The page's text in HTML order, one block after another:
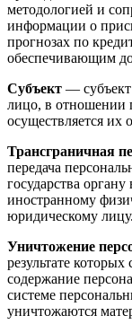
методологией и
информации о
прогнозах по
обеспечивающим
Субъект —
лицо, в отношении
осуществляется их
Трансграничная
передача
государства
иностранному
юридическому лицу.
Уничтожение
результате
содержание
системе
уничтожаются